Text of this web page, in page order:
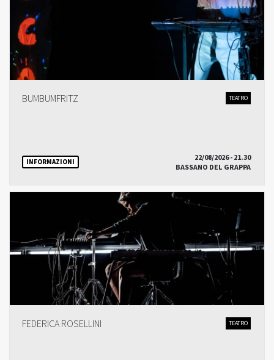
BUMBUMFRITZ TEATRO
INFORMAZIONI
22/08/2026 - 21.30
BASSANO DEL GRAPPA
FEDERICA ROSELLINI TEATRO